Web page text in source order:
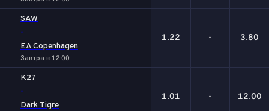
SAW
-
EA Copenhagen
Завтра в 12:00
1.22 - 3.80
K27
-
Dark Tigre
1.01 - 12.00